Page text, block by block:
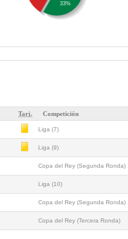
33%
Tarj. Competición
Liga (7)
Liga (9)
Copa del Rey (Segunda Ronda)
Liga (10)
Copa del Rey (Segunda Ronda)
Copa del Rey (Tercera Ronda)